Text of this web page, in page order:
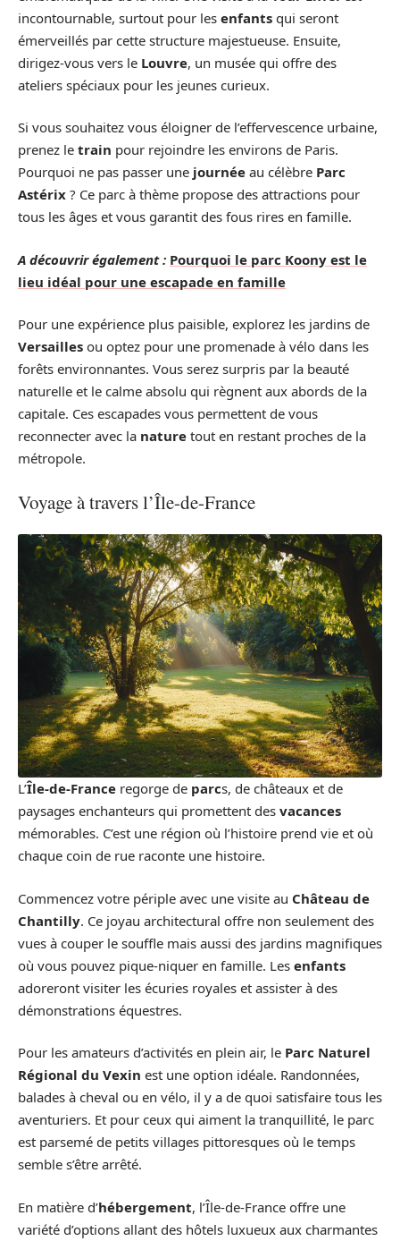
incontournable, surtout pour les enfants qui seront
émerveillés par cette structure majestueuse. Ensuite,
dirigez-vous vers le Louvre, un musée qui offre des
ateliers spéciaux pour les jeunes curieux.
Si vous souhaitez vous éloigner de l’effervescence urbaine,
prenez le train pour rejoindre les environs de Paris.
Pourquoi ne pas passer une journée au célèbre Parc
Astérix ? Ce parc à thème propose des attractions pour
tous les âges et vous garantit des fous rires en famille.
A découvrir également : Pourquoi le parc Koony est le
lieu idéal pour une escapade en famille
Pour une expérience plus paisible, explorez les jardins de
Versailles ou optez pour une promenade à vélo dans les
forêts environnantes. Vous serez surpris par la beauté
naturelle et le calme absolu qui règnent aux abords de la
capitale. Ces escapades vous permettent de vous
reconnecter avec la nature tout en restant proches de la
métropole.
Voyage à travers l’Île-de-France
L’Île-de-France regorge de parcs, de châteaux et de
paysages enchanteurs qui promettent des vacances
mémorables. C’est une région où l’histoire prend vie et où
chaque coin de rue raconte une histoire.
Commencez votre périple avec une visite au Château de
Chantilly. Ce joyau architectural offre non seulement des
vues à couper le souffle mais aussi des jardins magnifiques
où vous pouvez pique-niquer en famille. Les enfants
adoreront visiter les écuries royales et assister à des
démonstrations équestres.
Pour les amateurs d’activités en plein air, le Parc Naturel
Régional du Vexin est une option idéale. Randonnées,
balades à cheval ou en vélo, il y a de quoi satisfaire tous les
aventuriers. Et pour ceux qui aiment la tranquillité, le parc
est parsemé de petits villages pittoresques où le temps
semble s’être arrêté.
En matière d’hébergement, l’Île-de-France offre une
variété d’options allant des hôtels luxueux aux charmantes